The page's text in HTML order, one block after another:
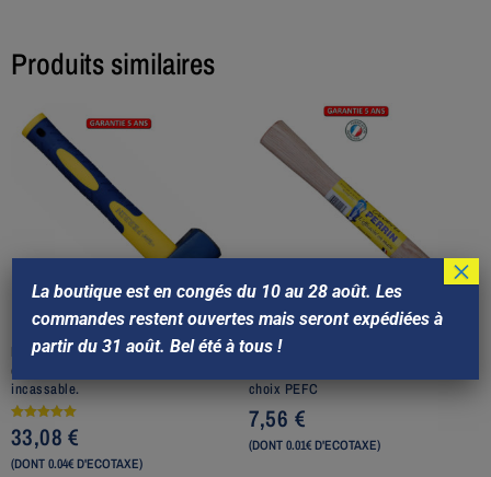
Produits similaires
Massette, 1,2 Kg. manche
composite tri-matière 26 cm
incassable.
Note
5.00
sur 5
33,08€
(DONT 0.04€ D'ECOTAXE)
Manche pour massette. Longueur de
choix PEFC
7,56 €
(DONT 0.01€ D'ECOTAXE)
La boutique est en congés du 10 au 28 août. Les
commandes restent ouvertes mais seront expédiées à
partir du 31 août. Bel été à tous !
×